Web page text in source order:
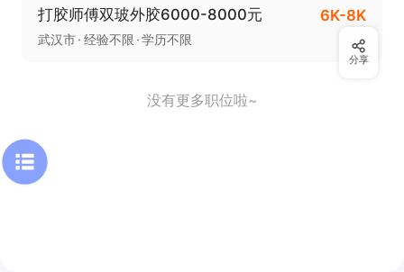
打胶师傅双玻外胶6000-8000元 6K-8K
武汉市 经验不限 学历不限
没有更多职位啦~
分享